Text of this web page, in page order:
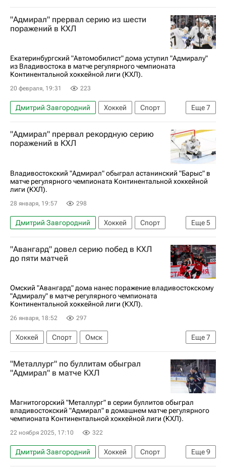
Либор Шулак
Михаил Мальцев
ХК Спартак (Москва)
Адмирал
Барыс
"Адмирал" прервал серию из шести
поражений в КХЛ
Екатеринбургский "Автомобилист" дома уступил "Адмиралу"
из Владивостока в матче регулярного чемпионата
Континентальной хоккейной лиги (КХЛ).
20 февраля, 19:31 223
Еще7
Дмитрий Завгородний Хоккей
Спорт
Анонсы и трансляции матчей
Никита Ефремов
Аркадий Шестаков
КХЛ 2025-2026
Адмирал
"Адмирал" прервал рекордную серию
поражений в КХЛ
Владивостокский "Адмирал" обыграл астанинский "Барыс" в
матче регулярного чемпионата Континентальной хоккейной
лиги (КХЛ).
28 января, 19:57 298
Еще5
Дмитрий Завгородний Хоккей
Спорт
Степан Старков
Вячеслав Основин
Адмирал
Барыс КХЛ 2025-2026
"Авангард" довел серию побед в КХЛ
до пяти матчей
Омский "Авангард" дома нанес поражение владивостокскому
"Адмиралу" в матче регулярного чемпионата
Континентальной хоккейной лиги (КХЛ).
26 января, 18:52 297
Еще7
Хоккей Спорт
Омск
Дмитрий Рашевский
Наиль Якупов
Эндрю Потуральски
Адмирал
КХЛ 2025-2026
"Металлург" по буллитам обыграл
"Адмирал" в матче КХЛ
Магнитогорский "Металлург" в серии буллитов обыграл
владивостокский "Адмирал" в домашнем матче регулярного
чемпионата Континентальной хоккейной лиги (КХЛ).
22 ноября 2025, 17:10 322
Еще9
Дмитрий Завгородний Хоккей
Спорт
Магнитогорск
Михаил Федоров